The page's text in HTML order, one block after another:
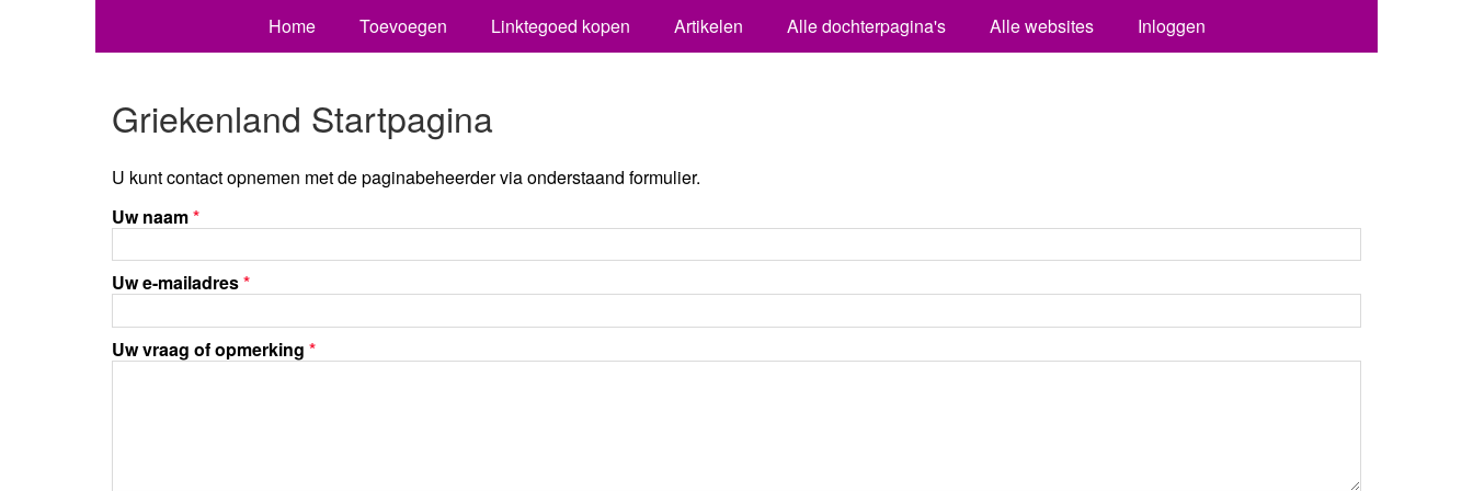
Home Toevoegen Linktegoed kopen Artikelen Alle dochterpagina's Alle websites Inloggen
Griekenland Startpagina
U kunt contact opnemen met de paginabeheerder via onderstaand formulier.
Uw naam*
Uw e-mailadres*
Uw vraag of opmerking *